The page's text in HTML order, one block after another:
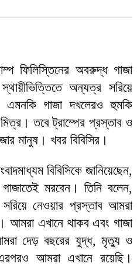
ফিলিস্তিনের অবরুদ্ধ গাজা
অন্যত্র সরিয়ে
এমনকি গাজা দখলেরও হুমকি
মিত্র। তবে ট্রাম্পের প্রস্তাব ও
মানুষ। খবর বিবিসির।
বিবিসিকে জানিয়েছেন,
মরবেন। তিনি বলেন,
নেওয়ার প্রস্তাব আমরা
আমরা এখানে থাকব এবং গাজা
দেড় বছরের যুদ্ধ, মৃত্যু ও
আমরা এখানে রয়েছি।